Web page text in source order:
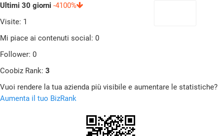
Ultimi 30 giorni -4100%
Visite: 1
Mi piace ai contenuti social: 0
Follower: 0
Coobiz Rank: 3
Vuoi rendere la tua azienda più visibile e aumentare le statistiche?
Aumenta il tuo BizRank